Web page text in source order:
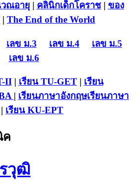
ณอายุ | คลินิกเด็กโคราช| ของ
| The End of the World
เลข ม.3 เลข ม.4
เลข ม.5
เลข ม.6
II| เรียน TU-GET| เรียน
| เรียนภาษาอังกฤษเรียนภาษา
| เรียน KU-EPT
ค
วุฒิ